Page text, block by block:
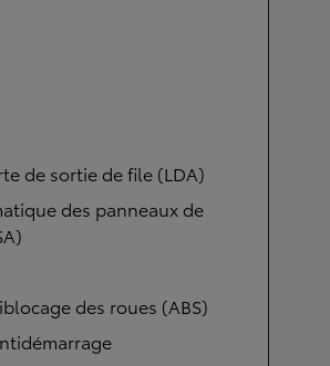
de sortie de file (LDA)
des panneaux de
des roues (ABS)